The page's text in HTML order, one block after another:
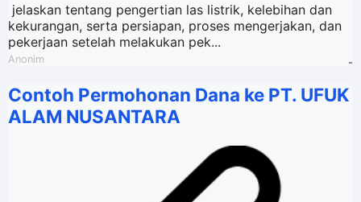
jelaskan tentang pengertian las listrik, kelebihan dan
kekurangan, serta persiapan, proses mengerjakan, dan
pekerjaan setelah melakukan pek...
Anonim -
Contoh Permohonan Dana ke PT. UFUK
ALAM NUSANTARA